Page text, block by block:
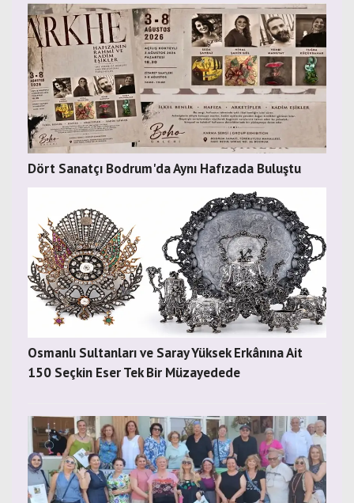
Dört Sanatçı Bodrum'da Aynı Hafızada Buluştu
Osmanlı Sultanları ve Saray Yüksek Erkânına Ait
150 Seçkin Eser Tek Bir Müzayedede